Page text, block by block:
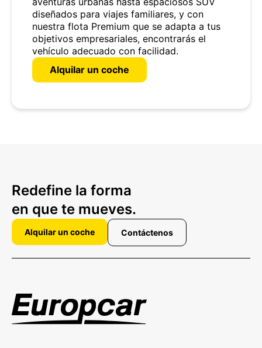
diseñados para viajes familiares, y con
nuestra flota Premium que se adapta a tus
objetivos empresariales, encontrarás el
vehículo adecuado con facilidad.
Alquilar un coche
Redefine la forma
en que te mueves.
Alquilar un coche Contáctenos